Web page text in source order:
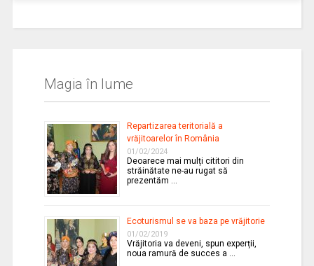
Magia în lume
Repartizarea teritorială a
vrăjitoarelor în România
01/02/2024
Deoarece mai mulți cititori din
străinătate ne-au rugat să
prezentăm …
Ecoturismul se va baza pe vrăjitorie
01/02/2019
Vrăjitoria va deveni, spun experții,
noua ramură de succes a …